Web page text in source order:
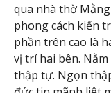
qua nhà thờ
phong cách kiến
phần trên cao là
vị trí hai bên.
thập tự. Ngọn